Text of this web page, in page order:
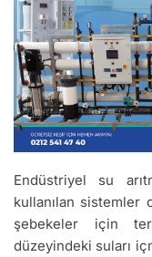
Endüstriyel su
kullanılan sistemler
şebekeler için
düzeyindeki suları